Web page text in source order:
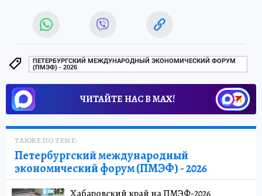
ПЕТЕРБУРГСКИЙ МЕЖДУНАРОДНЫЙ ЭКОНОМИЧЕСКИЙ ФОРУМ
(ПМЭФ) - 2026
ЧИТАЙТЕ НАС В МАХ!
ТАКЖЕ ПО ТЕМЕ:
Петербургский международный
экономический форум (ПМЭФ) - 2026